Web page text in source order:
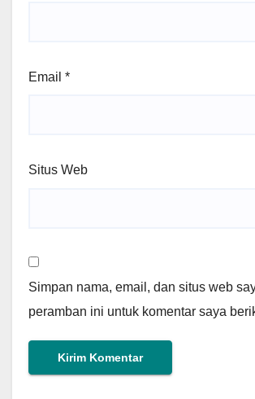
Email *
Situs Web
Simpan nama, email, dan situs web
peramban ini untuk komentar saya